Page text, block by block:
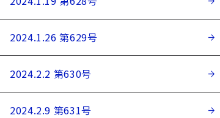
2024.1.26 第629号
2024.2.2 第630号
2024.2.9 第631号